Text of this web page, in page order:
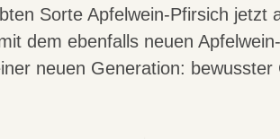
Sorte Apfelwein-Pfirsich jetzt
dem ebenfalls neuen
neuen Generation: